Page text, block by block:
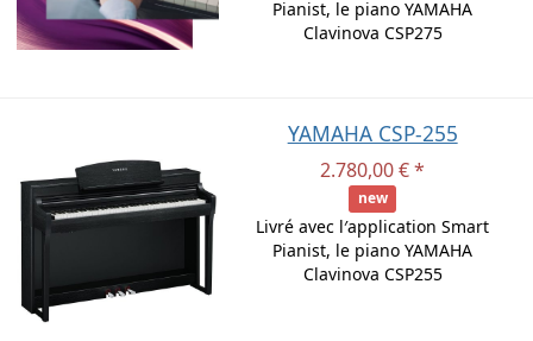
Pianist, le piano YAMAHA
Clavinova CSP275
YAMAHA CSP-255
2.780,00 € *
new
Livré avec l′application Smart
Pianist, le piano YAMAHA
Clavinova CSP255